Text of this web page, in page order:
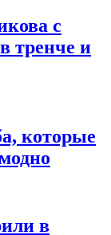
с
тренче и
которые
в